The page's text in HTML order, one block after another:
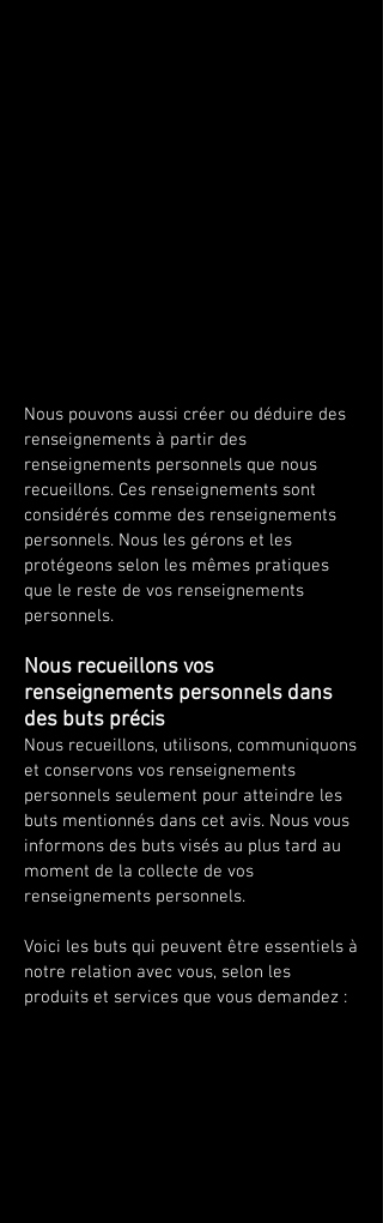
Nous pouvons aussi créer ou déduire des
renseignements à partir des
renseignements personnels que nous
recueillons. Ces renseignements sont
considérés comme des renseignements
personnels. Nous les gérons et les
protégeons selon les mêmes pratiques
que le reste de vos renseignements
personnels.
Nous recueillons vos
renseignements personnels dans
des buts précis
Nous recueillons, utilisons, communiquons
et conservons vos renseignements
personnels seulement pour atteindre les
buts mentionnés dans cet avis. Nous vous
informons des buts visés au plus tard au
moment de la collecte de vos
renseignements personnels.
Voici les buts qui peuvent être essentiels à
notre relation avec vous, selon les
produits et services que vous demandez :